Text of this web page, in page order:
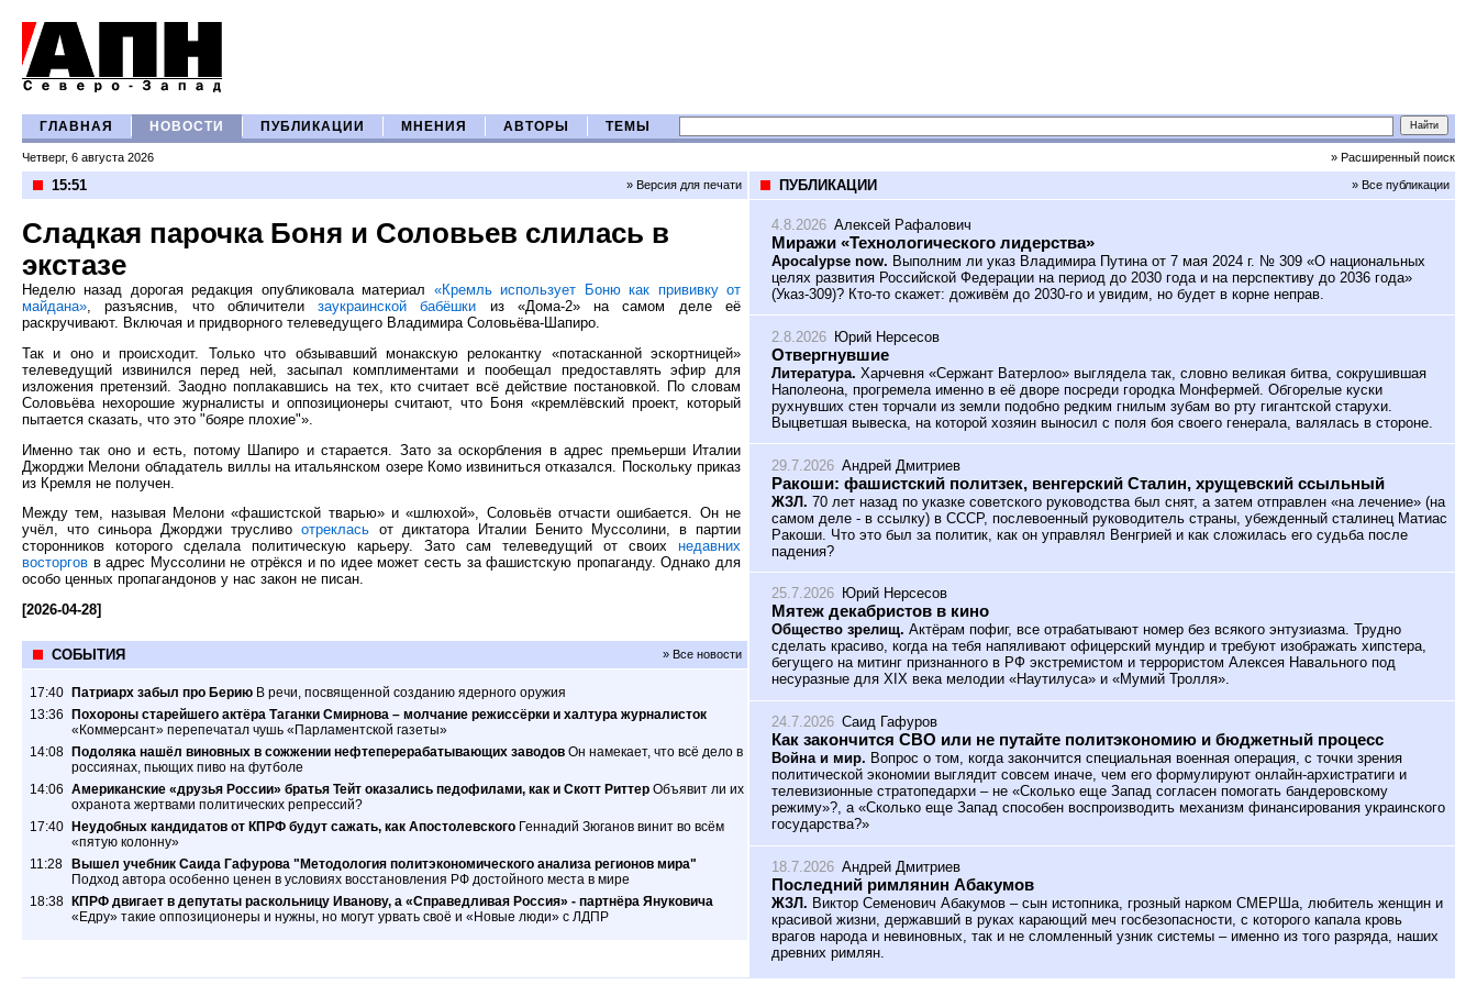
ГЛАВНАЯ НОВОСТИ ПУБЛИКАЦИИ МНЕНИЯ АВТОРЫ ТЕМЫ
Четверг, 6 августа 2026 » Расширенный поиск
15:51 » Версия для печати
Сладкая парочка Боня и Соловьев слилась в
экстазе
Неделю назад дорогая редакция опубликовала материал «Кремль использует Боню как прививку от
майдана», разъяснив, что обличителизаукраинской бабёшки из «Дома-2» на самом деле её
раскручивают. Включая и придворного телеведущего Владимира Соловьёва-Шапиро.
Так и оно и происходит. Только что обзывавший монакскую релокантку «потасканной эскортницей»
телеведущий извинился перед ней, засыпал комплиментами и пообещал предоставлять эфир для
изложения претензий. Заодно поплакавшись на тех, кто считает всё действие постановкой. По словам
Соловьёва нехорошие журналисты и оппозиционеры считают, что Боня «кремлёвский проект, который
пытается сказать, что это "бояре плохие"».
Именно так оно и есть, потому Шапиро и старается. Зато за оскорбления в адрес премьерши Италии
Джорджи Мелони обладатель виллы на итальянском озере Комо извиниться отказался. Поскольку приказ
из Кремля не получен.
Между тем, называя Мелони «фашистской тварью» и «шлюхой», Соловьёв отчасти ошибается. Он не
учёл, что синьора Джорджи трусливоотреклась от диктатора Италии Бенито Муссолини, в партии
сторонников которого сделала политическую карьеру. Зато сам телеведущий от своих недавних
восторгов в адрес Муссолини не отрёкся и по идее может сесть за фашистскую пропаганду. Однако для
особо ценных пропагандонов у нас закон не писан.
[2026-04-28]
СОБЫТИЯ » Все новости
17:40 Патриарх забыл про Берию В речи, посвященной созданию ядерного оружия
13:36
Похороны старейшего актёра Таганки Смирнова – молчание режиссёрки и халтура журналисток
«Коммерсант» перепечатал чушь «Парламентской газеты»
14:08
Подоляка нашёл виновных в сожжении нефтеперерабатывающих заводов Он намекает, что всё дело в
россиянах, пьющих пиво на футболе
14:06 Американские «друзья России» братья Тейт оказались педофилами, как и Скотт Риттер Объявит ли их
охранота жертвами политических репрессий?
17:40
Неудобных кандидатов от КПРФ будут сажать, как Апостолевского Геннадий Зюганов винит во всём
«пятую колонну»
11:28
Вышел учебник Саида Гафурова "Методология политэкономического анализа регионов мира"
Подход автора особенно ценен в условиях восстановления РФ достойного места в мире
18:38
КПРФ двигает в депутаты раскольницу Иванову, а «Справедливая Россия» - партнёра Януковича
«Едру» такие оппозиционеры и нужны, но могут урвать своё и «Новые люди» с ЛДПР
ПУБЛИКАЦИИ » Все публикации
4.8.2026 Алексей Рафалович
Миражи «Технологического лидерства»
Apocalypse now. Выполним ли указ Владимира Путина от 7 мая 2024 г. № 309 «О национальных
целях развития Российской Федерации на период до 2030 года и на перспективу до 2036 года»
(Указ-309)? Кто-то скажет: доживём до 2030-го и увидим, но будет в корне неправ.
2.8.2026 Юрий Нерсесов
Отвергнувшие
Литература. Харчевня «Сержант Ватерлоо» выглядела так, словно великая битва, сокрушившая
Наполеона, прогремела именно в её дворе посреди городка Монфермей. Обгорелые куски
рухнувших стен торчали из земли подобно редким гнилым зубам во рту гигантской старухи.
Выцветшая вывеска, на которой хозяин выносил с поля боя своего генерала, валялась в стороне.
29.7.2026 Андрей Дмитриев
Ракоши: фашистский политзек, венгерский Сталин, хрущевский ссыльный
ЖЗЛ. 70 лет назад по указке советского руководства был снят, а затем отправлен «на лечение» (на
самом деле - в ссылку) в СССР, послевоенный руководитель страны, убежденный сталинец Матиас
Ракоши. Что это был за политик, как он управлял Венгрией и как сложилась его судьба после
падения?
25.7.2026 Юрий Нерсесов
Мятеж декабристов в кино
Общество зрелищ. Актёрам пофиг, все отрабатывают номер без всякого энтузиазма. Трудно
сделать красиво, когда на тебя напяливают офицерский мундир и требуют изображать хипстера,
бегущего на митинг признанного в РФ экстремистом и террористом Алексея Навального под
несуразные для XIX века мелодии «Наутилуса» и «Мумий Тролля».
24.7.2026 Саид Гафуров
Как закончится СВО или не путайте политэкономию и бюджетный процесс
Война и мир. Вопрос о том, когда закончится специальная военная операция, с точки зрения
политической экономии выглядит совсем иначе, чем его формулируют онлайн-архистратиги и
телевизионные стратопедархи – не «Сколько еще Запад согласен помогать бандеровскому
режиму»?, а «Сколько еще Запад способен воспроизводить механизм финансирования украинского
государства?»
18.7.2026 Андрей Дмитриев
Последний римлянин Абакумов
ЖЗЛ. Виктор Семенович Абакумов – сын истопника, грозный нарком СМЕРШа, любитель женщин и
красивой жизни, державший в руках карающий меч госбезопасности, с которого капала кровь
врагов народа и невиновных, так и не сломленный узник системы – именно из того разряда, наших
древних римлян.